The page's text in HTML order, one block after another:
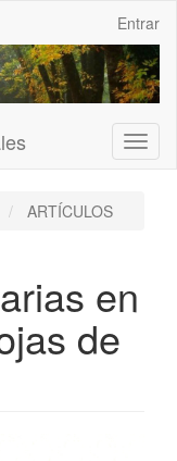
Entrar
ARTÍCULOS
en
de